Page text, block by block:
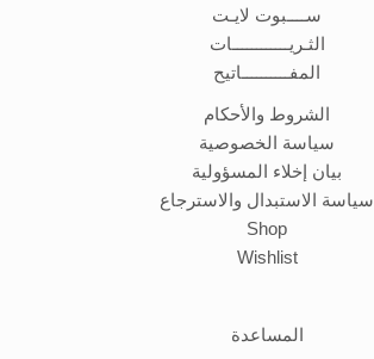
ســــبوت لايـت
الثـريــــــــــــات
المفــــــــــاتيح
الشروط والأحكام
سياسة الخصوصية
بيان إخلاء المسؤولية
سياسة الاستبدال والاسترجاع
Shop
Wishlist
المساعدة